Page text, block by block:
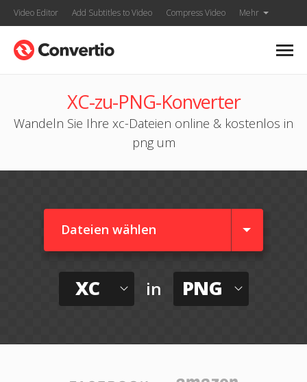
Video Editor Add Subtitles to Video Compress Video Mehr
XC-zu-PNG-Konverter
Wandeln Sie Ihre xc-Dateien online & kostenlos in
png um
Dateien wählen
XC in PNG